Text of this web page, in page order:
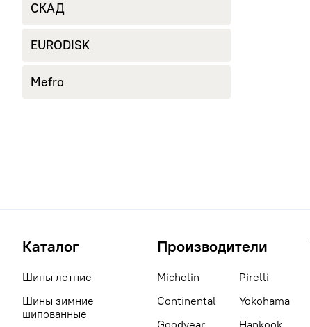
СКАД
EURODISK
Mefro
Каталог
Шины летние
Шины зимние
шипованные
Производители
Michelin
Continental
Pirelli
Yokohama